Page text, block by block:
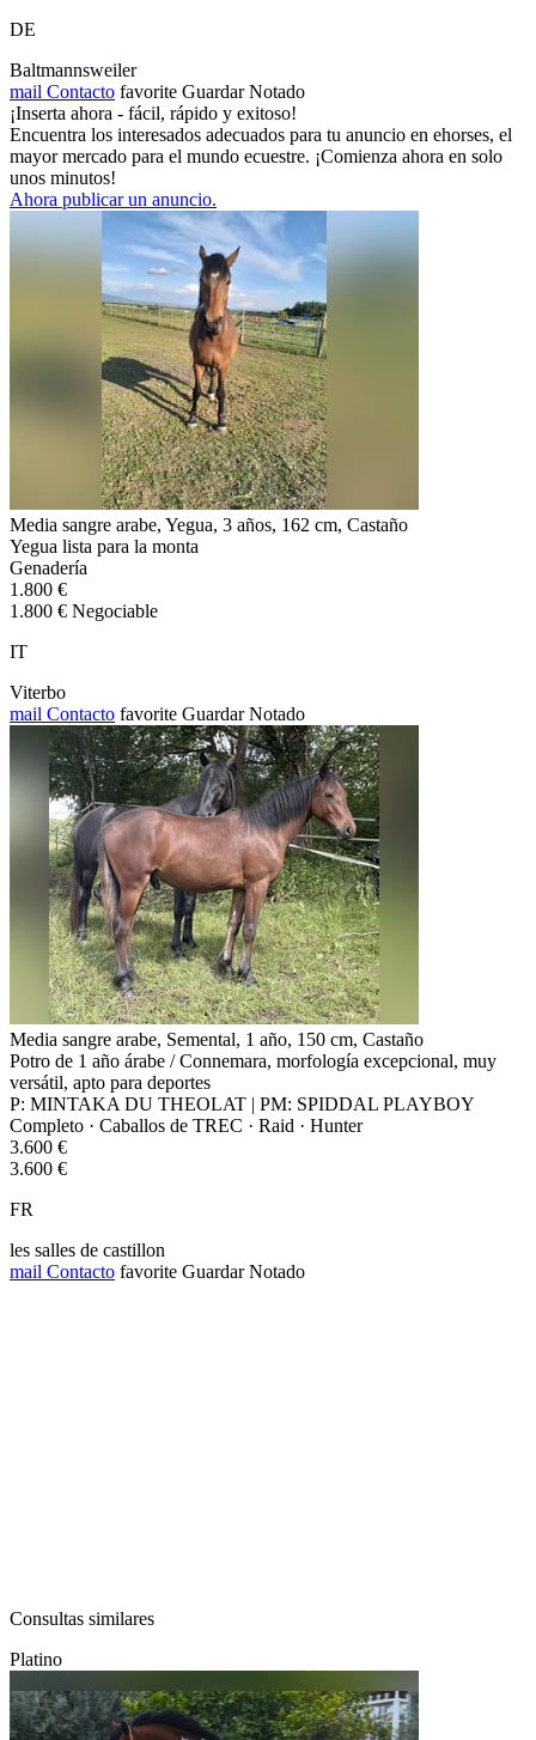
DE
Baltmannsweiler
mail Contacto favorite Guardar Notado
¡Inserta ahora - fácil, rápido y exitoso!
Encuentra los interesados adecuados para tu anuncio en ehorses, el
mayor mercado para el mundo ecuestre. ¡Comienza ahora en solo
unos minutos!
Ahora publicar un anuncio.
Media sangre arabe, Yegua, 3 años, 162 cm, Castaño
Yegua lista para la monta
Genadería
1.800 €
1.800 € Negociable
IT
Viterbo
mail Contacto favorite Guardar Notado
Media sangre arabe, Semental, 1 año, 150 cm, Castaño
Potro de 1 año árabe / Connemara, morfología excepcional, muy
versátil, apto para deportes
P: MINTAKA DU THEOLAT | PM: SPIDDAL PLAYBOY
Completo · Caballos de TREC · Raid · Hunter
3.600 €
3.600 €
FR
les salles de castillon
mail Contacto favorite Guardar Notado
Consultas similares
Platino